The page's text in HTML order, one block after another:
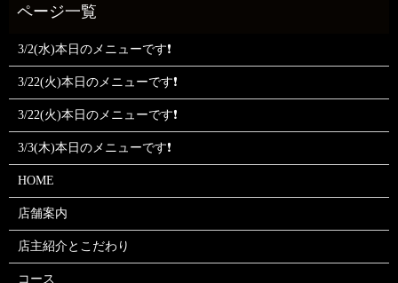
3/2(水)本日のメニューです❗
3/22(火)本日のメニューです❗
3/22(火)本日のメニューです❗
3/3(木)本日のメニューです❗
HOME
店舗案内
店主紹介とこだわり
コース